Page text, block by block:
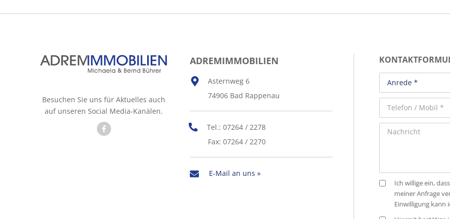
Besuchen Sie uns für Aktuelles auch
auf unseren Social Media-Kanälen.
ADREMIMMOBILIEN
Asternweg 6
74906 Bad Rappenau
Tel.: 07264 / 2278
Fax: 07264 / 2270
E-Mail an uns »
Ich willige ein,
meiner Anfrage
Einwilligung kann